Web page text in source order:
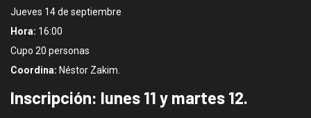
Jueves 14 de septiembre
Hora: 16:00
Cupo 20 personas
Coordina: Néstor Zakim.
Inscripción: lunes 11 y martes 12.